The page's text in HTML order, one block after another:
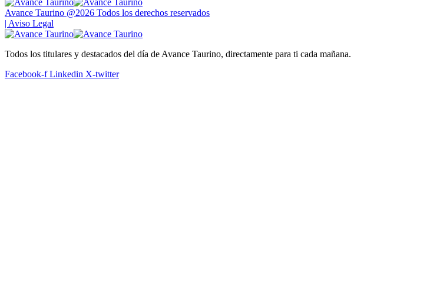
Avance Taurino @2026 Todos los derechos reservados
| Aviso Legal
Todos los titulares y destacados del día de Avance Taurino, directamente para ti cada mañana.
Facebook-f Linkedin X-twitter